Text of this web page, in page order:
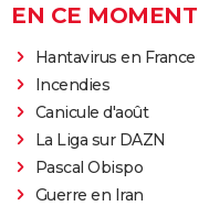
EN CE MOMENT
Hantavirus en France
Incendies
Canicule d'août
La Liga sur DAZN
Pascal Obispo
Guerre en Iran